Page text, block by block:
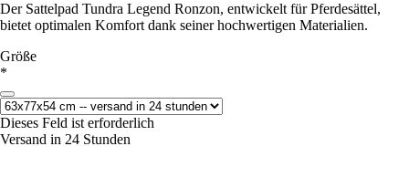
Der Sattelpad Tundra Legend Ronzon, entwickelt für Pferdesättel,
bietet optimalen Komfort dank seiner hochwertigen Materialien.
Größe
*
Dieses Feld ist erforderlich
Versand in 24 Stunden